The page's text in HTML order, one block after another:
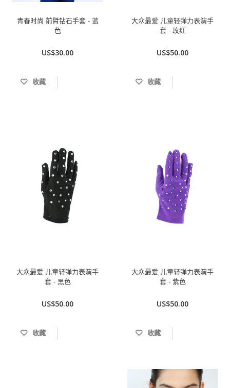
青春时尚 前臂钻石手套 - 蓝
色
US$30.00
收藏
大众最爱 儿童轻弹力表演手
套 - 玫红
US$50.00
收藏
大众最爱 儿童轻弹力表演手
套 - 黑色
US$50.00
收藏
大众最爱 儿童轻弹力表演手
套 - 紫色
US$50.00
收藏